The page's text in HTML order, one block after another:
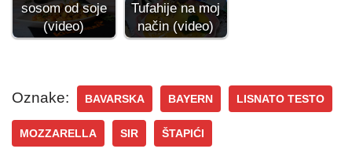
sosom od soje
(video)
Tufahije na moj
način (video)
Oznake: BAVARSKA BAYERN LISNATO TESTO
MOZZARELLA SIR ŠTAPIĆI